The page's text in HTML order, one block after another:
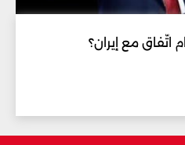
اتّفاق مع إيران؟